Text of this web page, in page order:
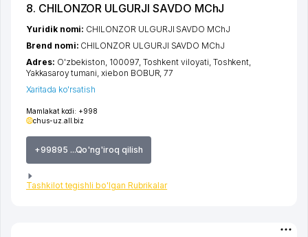
8. CHILONZOR ULGURJI SAVDO MChJ
Mamlakat kodi: +998
chus-uz.all.biz
+99895 ...Qo'ng'iroq qilish
Tashkilot tegishli bo'lgan Rubrikalar
Yuridik nomi: CHILONZOR ULGURJI SAVDO MChJ
Brend nomi: CHILONZOR ULGURJI SAVDO MChJ
Adres: O'zbekiston, 100097, Toshkent viloyati Toshkent
Yakkasaroy tumani ,xiеbon BOBUR , 77
Xaritada ko'rsatish